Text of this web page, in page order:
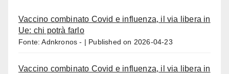
Vaccino combinato Covid e influenza, il via libera in
Ue: chi potrà farlo
Fonte: Adnkronos - Published on 2026-04-23
Vaccino combinato Covid e influenza, il via libera in